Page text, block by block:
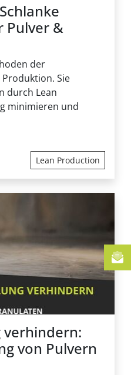
Pulver &
der
Sie
durch Lean
minimieren und
Lean Production
von Pulvern